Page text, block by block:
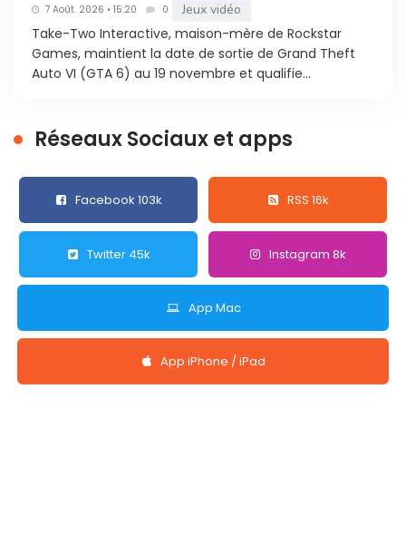
7 Août. 2026 • 15:20 0 Jeux vidéo
Take-Two Interactive, maison-mère de Rockstar
Games, maintient la date de sortie de Grand Theft
Auto VI (GTA 6) au 19 novembre et qualifie...
Réseaux Sociaux et apps
Facebook 103k RSS 16k
Twitter 45k Instagram 8k
App Mac
App iPhone / iPad